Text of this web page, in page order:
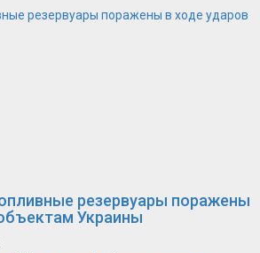
резервуары поражены в ходе ударов
резервуары поражены
Украины